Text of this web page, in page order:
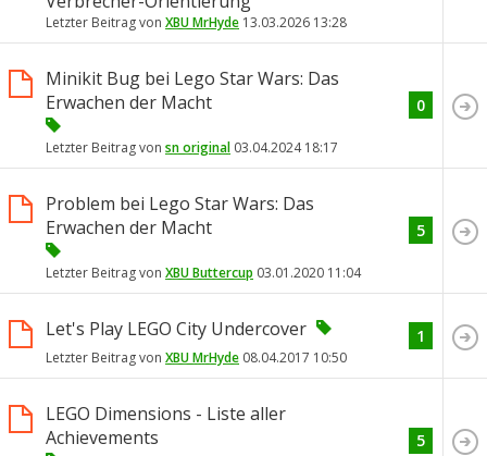
Letzter Beitrag von XBU MrHyde 13.03.2026 13:28
Minikit Bug bei Lego Star Wars: Das
Erwachen der Macht
Letzter Beitrag von sn original 03.04.202418:17
0
Problem bei Lego Star Wars: Das
Erwachen der Macht
Letzter Beitrag von XBU Buttercup 03.01.2020 11:04
5
Let's Play LEGO City Undercover
Letzter Beitrag von XBU MrHyde 08.04.2017 10:50
1
LEGO Dimensions - Liste aller
Achievements
5